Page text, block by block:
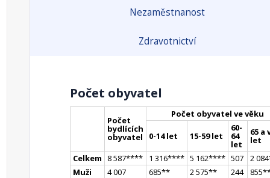
Nezaměstnanost
Zdravotnictví
Počet obyvatel
Počet
bydlících
obyvatel
Počet obyvatel ve věku
0-14 let 15-59 let
60-
64
let
65 a
let
Celkem
8 587**** 1 316**** 5 162**** 507 2 084
Muži
4 007 685** 2 575** 244 855*